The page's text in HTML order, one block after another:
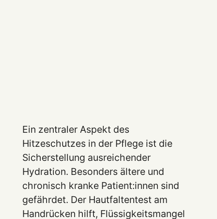
Ein zentraler Aspekt des
Hitzeschutzes in der Pflege ist die
Sicherstellung ausreichender
Hydration. Besonders ältere und
chronisch kranke Patient:innen sind
gefährdet. Der Hautfaltentest am
Handrücken hilft, Flüssigkeitsmangel